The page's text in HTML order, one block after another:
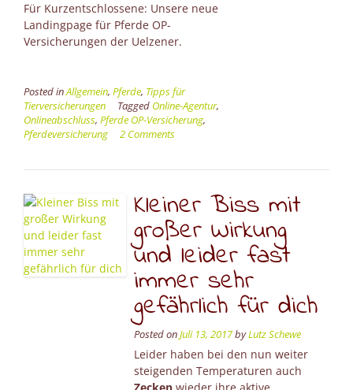
Für Kurzentschlossene: Unsere neue
Landingpage für Pferde OP-
Versicherungen der Uelzener.
Posted inAllgemein, Pferde, Tipps für
Tierversicherungen
Tagged Online-Agentur,
Onlineabschluss, Pferde OP-Versicherung,
Pferdeversicherung
2 Comments
Kleiner Biss mit
großer Wirkung
und leider fast
immer sehr
gefährlich für dich
Posted onJuli 13, 2017byLutz Schewe
Leider haben bei den nun weiter
steigenden Temperaturen auch